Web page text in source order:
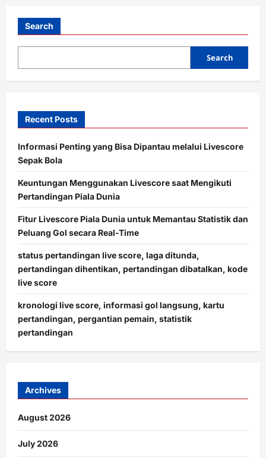
t
i
Search
Search
Recent Posts
Informasi Penting yang Bisa Dipantau melalui Livescore
Sepak Bola
Keuntungan Menggunakan Livescore saat Mengikuti
Pertandingan Piala Dunia
Fitur Livescore Piala Dunia untuk Memantau Statistik dan
Peluang Gol secara Real-Time
status pertandingan live score, laga ditunda,
pertandingan dihentikan, pertandingan dibatalkan, kode
live score
kronologi live score, informasi gol langsung, kartu
pertandingan, pergantian pemain, statistik
pertandingan
Archives
August 2026
July 2026